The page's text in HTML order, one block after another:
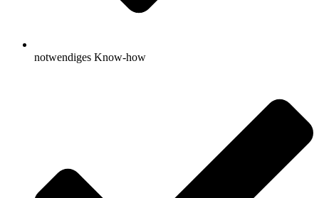
notwendiges Know-how